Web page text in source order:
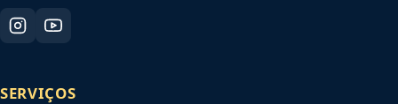
SERVIÇOS